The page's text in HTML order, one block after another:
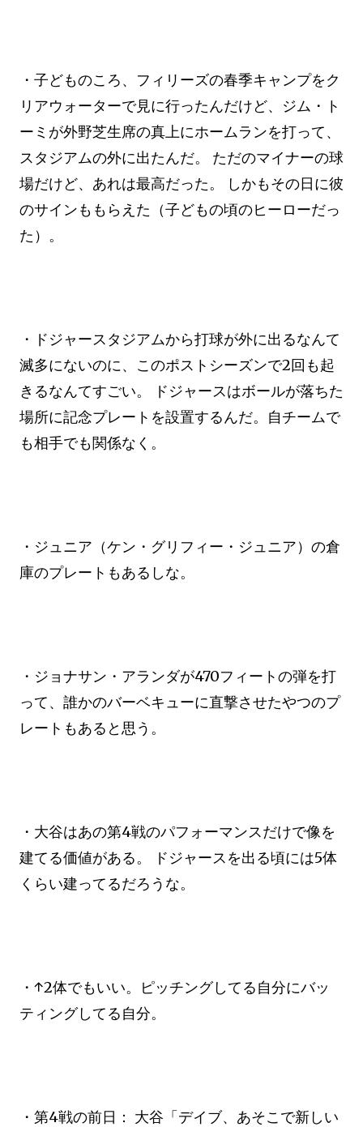
・子どものころ、フィリーズの春季キャンプをク
リアウォーターで見に行ったんだけど、ジム・ト
ーミが外野芝生席の真上にホームランを打って、
スタジアムの外に出たんだ。 ただのマイナーの球
場だけど、あれは最高だった。 しかもその日に彼
のサインももらえた（子どもの頃のヒーローだっ
た）。
・ドジャースタジアムから打球が外に出るなんて
滅多にないのに、このポストシーズンで2回も起
きるなんてすごい。 ドジャースはボールが落ちた
場所に記念プレートを設置するんだ。自チームで
も相手でも関係なく。
・ジュニア（ケン・グリフィー・ジュニア）の倉
庫のプレートもあるしな。
・ジョナサン・アランダが470フィートの弾を打
って、誰かのバーベキューに直撃させたやつのプ
レートもあると思う。
・大谷はあの第4戦のパフォーマンスだけで像を
建てる価値がある。 ドジャースを出る頃には5体
くらい建ってるだろうな。
・↑2体でもいい。ピッチングしてる自分にバッ
ティングしてる自分。
・第4戦の前日： 大谷「デイブ、あそこで新しい